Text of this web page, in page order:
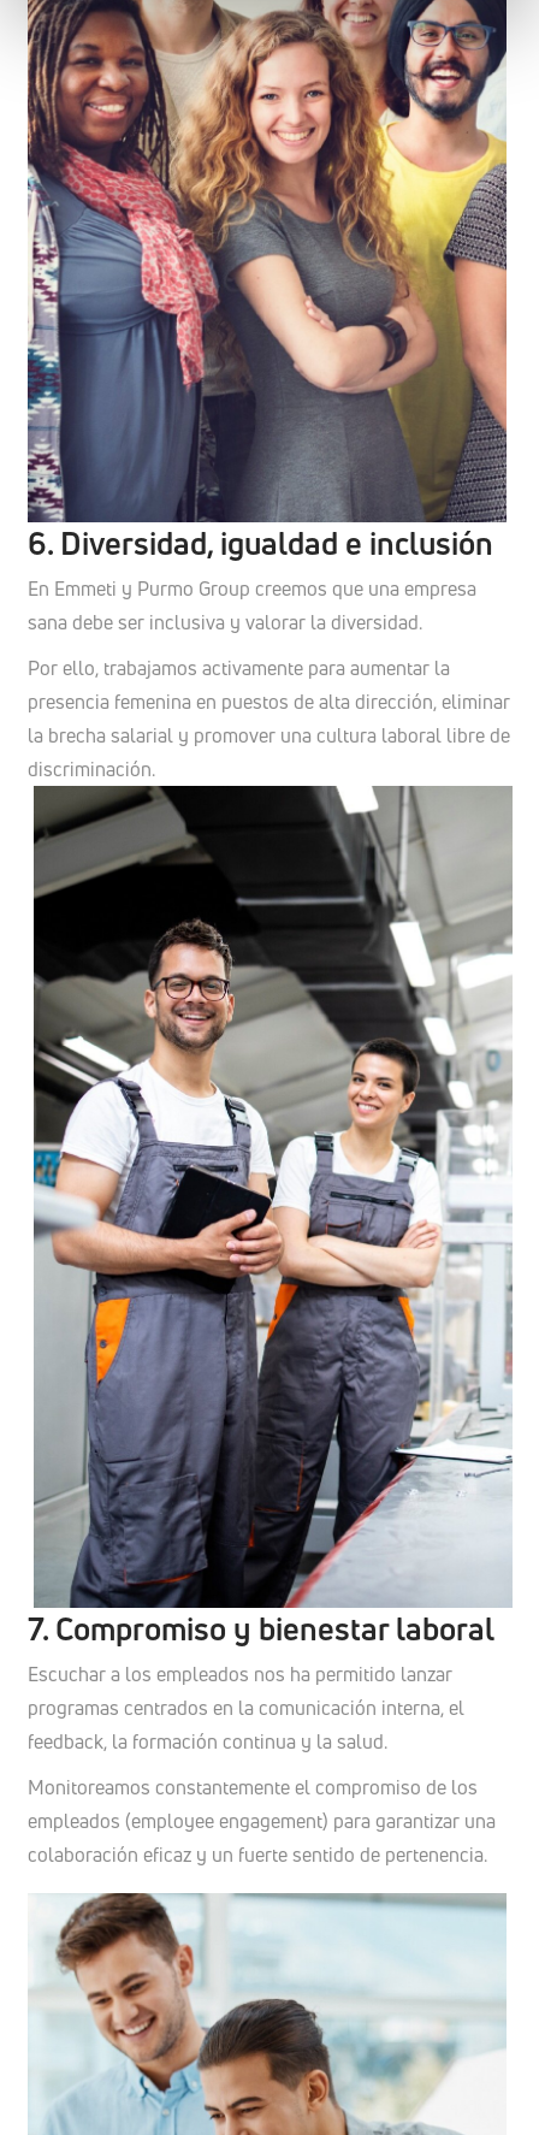
6. Diversidad, igualdad e inclusión
En Emmeti y Purmo Group creemos que una empresa
sana debe ser inclusiva y valorar la diversidad.
Por ello, trabajamos activamente para aumentar la
presencia femenina en puestos de alta dirección, eliminar
la brecha salarial y promover una cultura laboral libre de
discriminación.
7. Compromiso y bienestar laboral
Escuchar a los empleados nos ha permitido lanzar
programas centrados en la comunicación interna, el
feedback, la formación continua y la salud.
Monitoreamos constantemente el compromiso de los
empleados (employee engagement) para garantizar una
colaboración eficaz y un fuerte sentido de pertenencia.